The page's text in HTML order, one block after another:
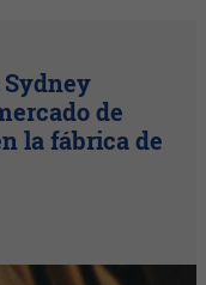
de
la fábrica de